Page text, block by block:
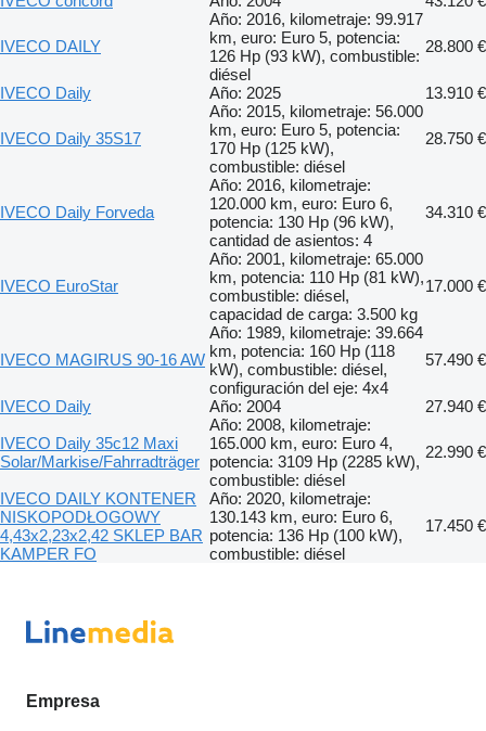
IVECO DAILY
Año: 2016, kilometraje: 99.917
km, euro: Euro 5, potencia:
126 Hp (93 kW), combustible:
diésel
28.800 €
IVECO Daily Año: 2025 13.910 €
IVECO Daily 35S17
Año: 2015, kilometraje: 56.000
km, euro: Euro 5, potencia:
170 Hp (125 kW),
combustible: diésel
28.750 €
IVECO Daily Forveda
Año: 2016, kilometraje:
120.000 km, euro: Euro 6,
potencia: 130 Hp (96 kW),
cantidad de asientos: 4
34.310 €
IVECO EuroStar
Año: 2001, kilometraje: 65.000
km, potencia: 110 Hp (81 kW),
combustible: diésel,
capacidad de carga: 3.500 kg
17.000 €
IVECO MAGIRUS 90-16 AW
Año: 1989, kilometraje: 39.664
km, potencia: 160 Hp (118
kW), combustible: diésel,
configuración del eje: 4x4
57.490 €
IVECO Daily Año: 2004
27.940 €
IVECO Daily 35c12 Maxi
Solar/Markise/Fahrradträger
Año: 2008, kilometraje:
165.000 km, euro: Euro 4,
potencia: 3109 Hp (2285 kW),
combustible: diésel
22.990 €
IVECO DAILY KONTENER
NISKOPODŁOGOWY
4,43x2,23x2,42 SKLEP BAR
KAMPER FO
Año: 2020, kilometraje:
130.143 km, euro: Euro 6,
potencia: 136 Hp (100 kW),
combustible: diésel
17.450 €
Empresa